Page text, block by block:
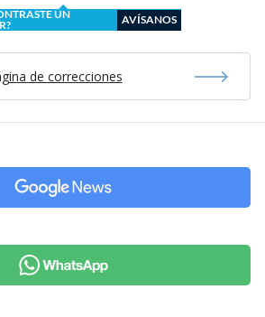
UN
AVÍSANOS
de correcciones